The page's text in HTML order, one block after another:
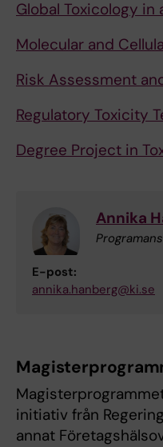
Global Toxicology in
Molecular and
Risk Assessment
Regulatory Toxicity
Degree Project in
Annika
E-post:
annika.hanberg@ki.se
initiativ från
annat